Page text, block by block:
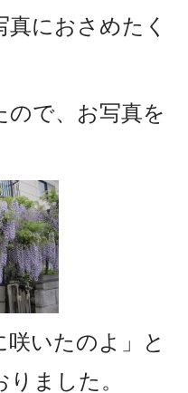
におさめたく
ので、お写真を
咲いたのよ」と
ました。